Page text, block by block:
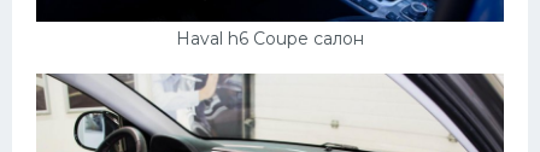
Haval h6 Coupe салон
Хавал
Кавасаки